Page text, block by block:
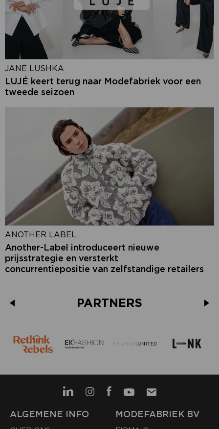
JANE LUSHKA
LUJÉ keert terug naar Modefabriek voor een
tweede seizoen
ANOTHER LABEL
Another-Label introduceert nieuwe
prijsstrategie en versterkt
concurrentiepositie van zelfstandige retailers
PARTNERS
ALGEMENE INFO MODEFABRIEK BV